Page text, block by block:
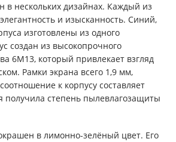
в нескольких дизайнах. Каждый из
и изысканность. Синий,
изготовлены из одного
создан из высокопрочного
6М13, который привлекает взгляд
Рамки экрана всего 1,9 мм,
к корпусу составляет
получила степень пылевлагозащиты
в лимонно-зелёный цвет. Его